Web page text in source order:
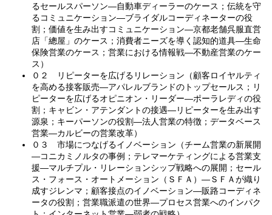
るセールスパーソン—自動車ディーラーのケース；伝統を守
るコミュニケーション—ブライダルコーディネーターの役
割；価値を生み出すコミュニケーション—京都老舗呉服直営
店「總屋」のケース；消費者ニーズを導く認知的道具—生命
保険営業のケース；営業における情報戦—不動産営業のケー
ス）
０２ リピーターを広げるリレーション（顧客ロイヤルティ
を高める接客販売—アパレルブランドのトップセールス；リ
ピーターを広げるオピニオン・リーダー—ポーラレディの役
割；キャビン・アテンダントの接遇—リピーターを生み出す
源泉；キーパーソンの役割—法人営業の特徴；データベース
営業—カルビーの営業改革）
０３ 市場につなげるイノベーション（チーム営業の新展開
—コニカミノルタの事例；テレマーケティングによる営業支
援—マルチプル・リレーションシップ戦略への展開；セール
ス・フォース・オートメーション（ＳＦＡ）—ＳＦＡが織り
成すジレンマ；顧客接点のイノベーション—販路コーディネ
ータの役割；営業職派遣の世界—プロセス営業へのインパク